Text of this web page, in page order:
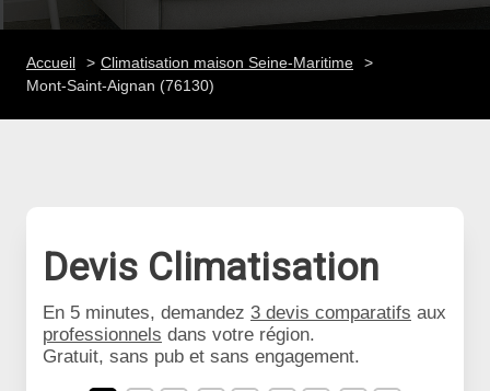
Accueil
Climatisation maison Seine-Maritime
Mont-Saint-Aignan (76130)
Devis Climatisation
En 5 minutes, demandez 3 devis comparatifs aux
professionnels dans votre région.
Gratuit, sans pub et sans engagement.